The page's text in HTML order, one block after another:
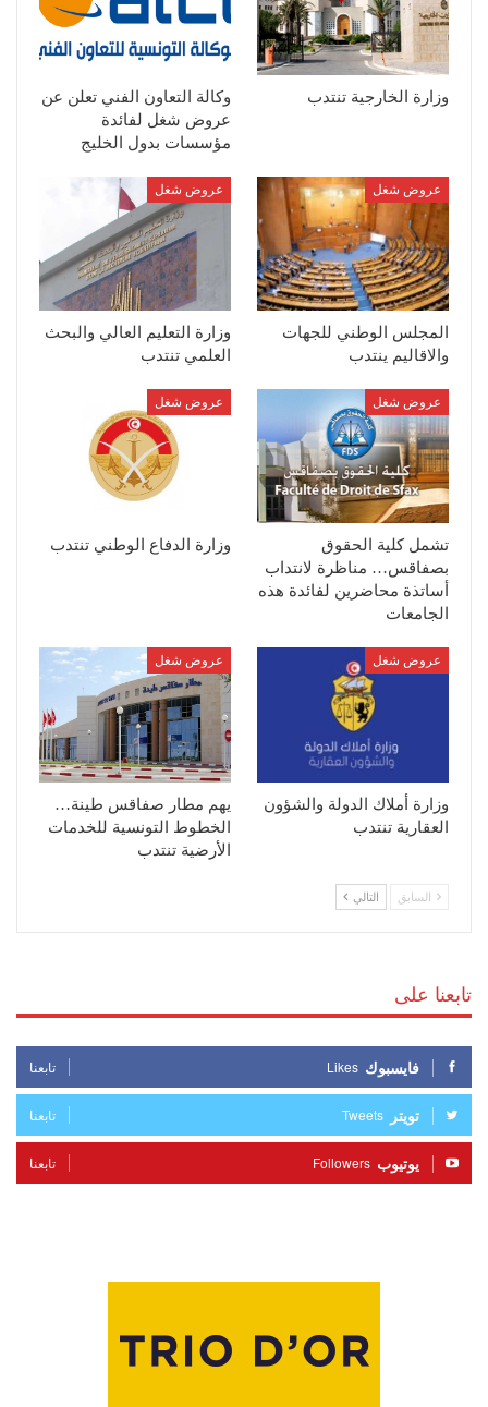
وزارة الخارجية تنتدب
وكالة التعاون الفني تعلن عن
عروض شغل لفائدة
مؤسسات بدول الخليج
عروض شغل
المجلس الوطني للجهات
والاقاليم ينتدب
عروض شغل
وزارة التعليم العالي والبحث
العلمي تنتدب
عروض شغل
تشمل كلية الحقوق
بصفاقس… مناظرة لانتداب
أساتذة محاضرين لفائدة هذه
الجامعات
عروض شغل
وزارة الدفاع الوطني تنتدب
عروض شغل
وزارة أملاك الدولة والشؤون
العقارية تنتدب
عروض شغل
يهم مطار صفاقس طينة…
الخطوط التونسية للخدمات
الأرضية تنتدب
السابق التالي
تابعنا على
فايسبوك Likes تابعنا
تويتر Tweets تابعنا
يوتيوب Followers تابعنا